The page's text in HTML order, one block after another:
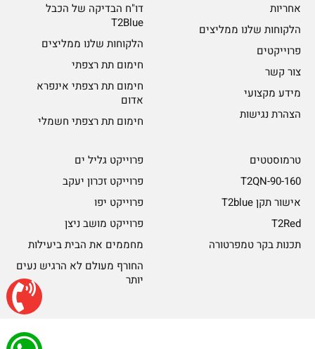
אחריות
הלקוחות שלנו ממליצים
פרוייקטים
צור קשר
מידע מקצועי
הצהרת נגישות
דו"ח הבדיקה של הכבל
T2Blue
הלקוחות שלנו ממליצים
חימום תת רצפתי
חימום תת רצפתי אינפרא
אדום
חימום תת רצפתי חשמלי
טרמוסטטים
T2QN-90-160
אישור תקן T2blue
T2Red
תכנות בקר טמפרטורה
פרוייקט גליל ים
פרוייקט זכרון יעקב
פרוייקט יפו
פרוייקט מושב ניצן
מחממים את הבית ביעילות
החורף מעולם לא הרגיש נעים
יותר